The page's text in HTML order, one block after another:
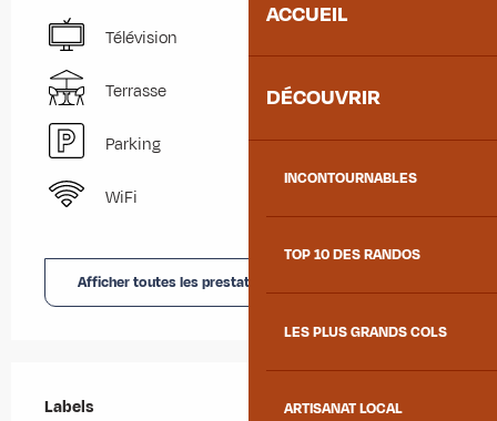
ACCUEIL
DÉCOUVRIR
INCONTOURNABLES
TOP 10 DES RANDOS
LES PLUS GRANDS COLS
ARTISANAT LOCAL
Télévision
Terrasse
Parking
WiFi
Afficher toutes les prestations
Labels
Labels